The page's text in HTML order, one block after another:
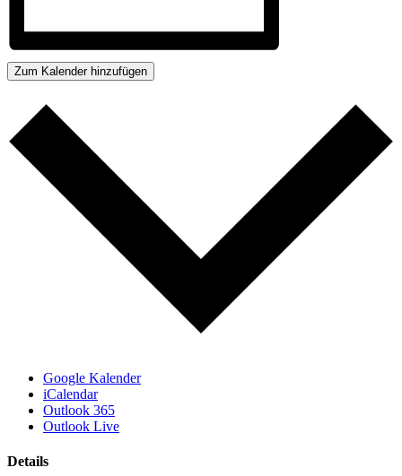
Zum Kalender hinzufügen
Google Kalender
iCalendar
Outlook 365
Outlook Live
Details